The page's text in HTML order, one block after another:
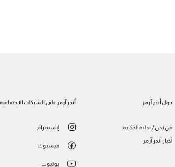
حول أندر آرمر
من نحن / بداية الحكاية
أخبار أندر آرمر
أندر آرمر على الشبكات الاجتماعية
إنستقرام
فيسبوك
يوتيوب